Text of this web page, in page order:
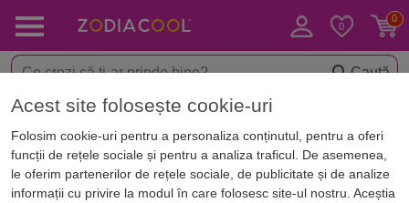
Caută
Acasă Blog Tag
Articole
Acest site folosește cookie-uri
Folosim cookie-uri pentru a personaliza conținutul, pentru a oferi
funcții de rețele sociale și pentru a analiza traficul. De asemenea,
le oferim partenerilor de rețele sociale, de publicitate și de analize
informații cu privire la modul în care folosesc site-ul nostru. Aceștia